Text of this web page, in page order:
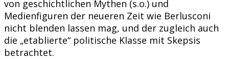
von geschichtlichen Mythen (s.o.) und
Medienfiguren der neueren Zeit wie Berlusconi
nicht blenden lassen mag, und der zugleich auch
die „etablierte“ politische Klasse mit Skepsis
betrachtet.